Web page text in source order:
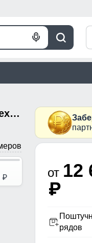
Поиск
Голосовой
Полупальто женское зимние с мехом песец люкс класса темно-коричневого цвета 8166TK
p от 12
p
рядов